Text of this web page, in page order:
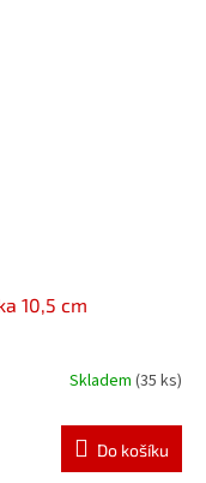
10,5 cm
Skladem (35 ks)
Do košíku